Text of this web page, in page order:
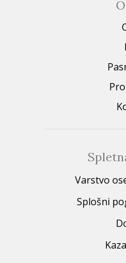
Varstvo
Splošni